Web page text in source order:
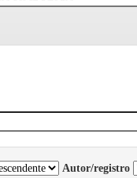
Autor/registro